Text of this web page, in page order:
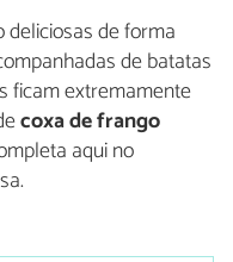
de forma
de batatas
ficam extremamente
coxa de frango
aqui no